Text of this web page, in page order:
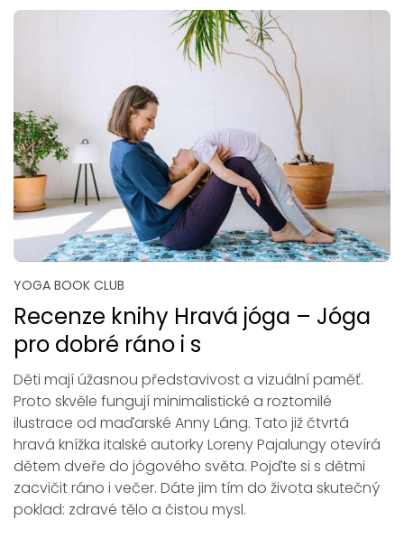
YOGA BOOK CLUB
Recenze knihy Hravá jóga – Jóga
pro dobré ráno i s
Děti mají úžasnou představivost a vizuální paměť.
Proto skvěle fungují minimalistické a roztomilé
ilustrace od maďarské Anny Láng. Tato již čtvrtá
hravá knížka italské autorky Loreny Pajalungy otevírá
dětem dveře do jógového světa. Pojďte si s dětmi
zacvičit ráno i večer. Dá­te jim tím do života skutečný
poklad: zdravé tělo a čistou mysl.